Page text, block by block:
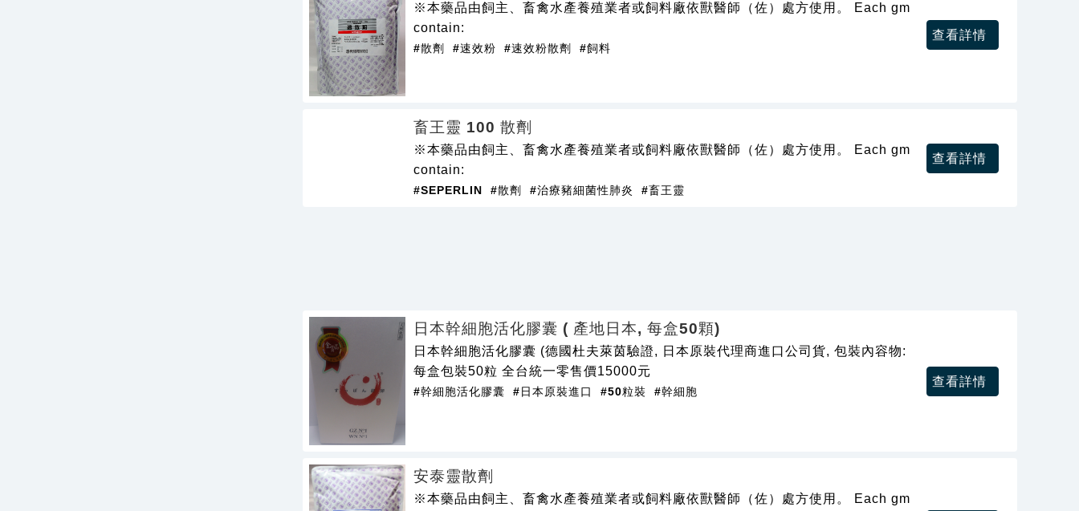
※本藥品由飼主、畜禽水產養殖業者或飼料廠依獸醫師（佐）處方使用。 Each gm
contain:
#散劑 #速效粉 #速效粉散劑 #飼料
查看詳情
畜王靈 100 散劑
※本藥品由飼主、畜禽水產養殖業者或飼料廠依獸醫師（佐）處方使用。 Each gm
contain:
#SEPERLIN #散劑 #治療豬細菌性肺炎 #畜王靈
查看詳情
日本幹細胞活化膠囊 ( 產地日本, 每盒50顆)
日本幹細胞活化膠囊 (德國杜夫萊茵驗證, 日本原裝代理商進口公司貨, 包裝內容物:
每盒包裝50粒 全台統一零售價15000元
#幹細胞活化膠囊 #日本原裝進口 #50粒裝 #幹細胞
查看詳情
安泰靈散劑
※本藥品由飼主、畜禽水產養殖業者或飼料廠依獸醫師（佐）處方使用。 Each gm